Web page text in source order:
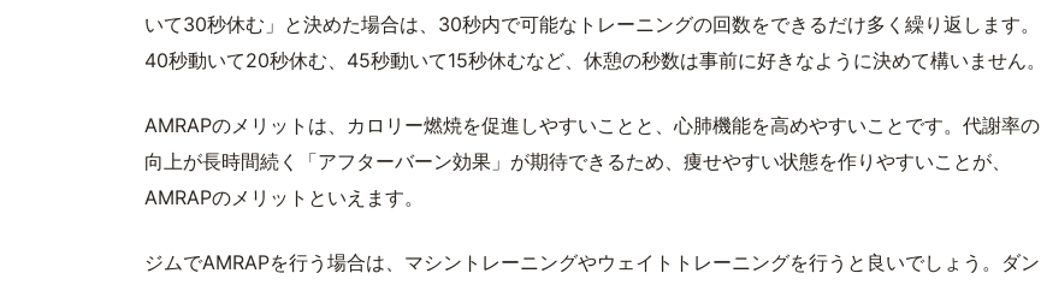
いて30秒休む」と決めた場合は、30秒内で可能なトレーニングの回数をできるだけ多く繰り返します。
40秒動いて20秒休む、45秒動いて15秒休むなど、休憩の秒数は事前に好きなように決めて構いません。
AMRAPのメリットは、カロリー燃焼を促進しやすいことと、心肺機能を高めやすいことです。代謝率の
向上が長時間続く「アフターバーン効果」が期待できるため、痩せやすい状態を作りやすいことが、
AMRAPのメリットといえます。
ジムでAMRAPを行う場合は、マシントレーニングやウェイトトレーニングを行うと良いでしょう。ダン